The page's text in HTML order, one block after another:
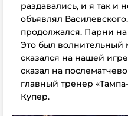
раздавались, и я так и
объявлял
продолжался. Парни
Это был волнительный
сказался на нашей
сказал на
главный тренер
Купер.